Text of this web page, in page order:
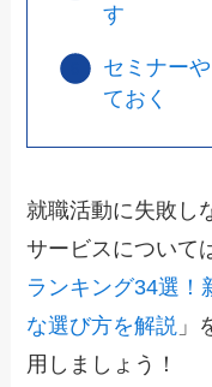
す
セミナー
ておく
就職活動に失敗し
サービスについて
ランキング34選！
な選び方を解説 」
用しましょう！